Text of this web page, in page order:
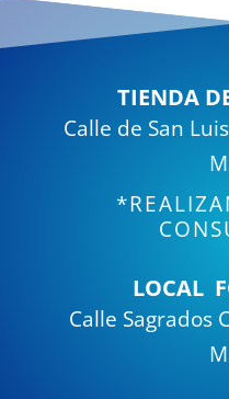
TIENDA
Calle de San
LOCAL
Calle Sagrados